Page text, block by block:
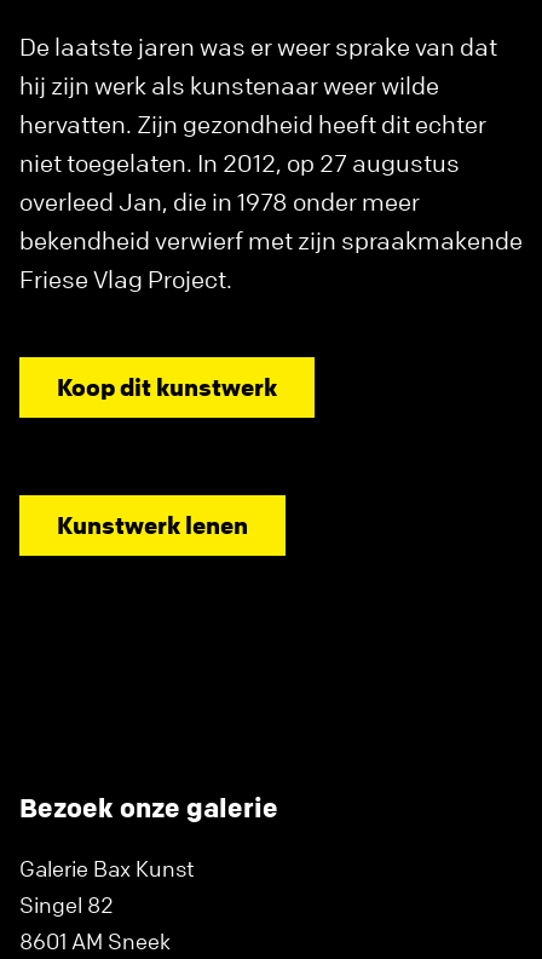
De laatste jaren was er weer sprake van dat
hij zijn werk als kunstenaar weer wilde
hervatten. Zijn gezondheid heeft dit echter
niet toegelaten. In 2012, op 27 augustus
overleed Jan, die in 1978 onder meer
bekendheid verwierf met zijn spraakmakende
Friese Vlag Project.
Koop dit kunstwerk
Kunstwerk lenen
Bezoek onze galerie
Galerie Bax Kunst
Singel 82
8601 AM Sneek